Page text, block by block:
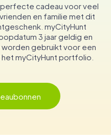
cadeau voor veel
en familie met dit
myCityHunt
3 jaar geldig en
gebruikt voor een
myCityHunt portfolio.